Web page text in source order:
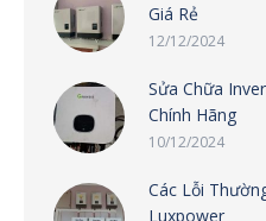
Giá Rẻ
12/12/2024
Sửa Chữa
Chính Hãng
10/12/2024
Các Lỗi
Luxpower